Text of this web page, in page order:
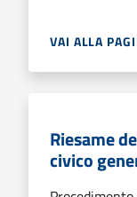
VAI ALLA
Riesame
civico